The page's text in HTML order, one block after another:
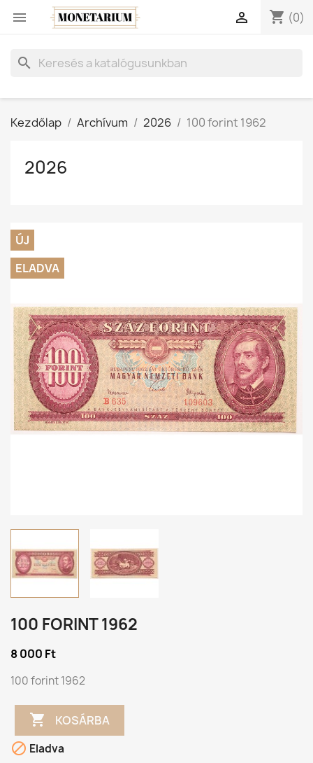
 shopping_cart (0)

search
Kezdőlap Archívum 2026 100 forint 1962
2026
ÚJ
ELADVA
100 FORINT 1962
8 000 Ft
100 forint 1962
 KOSÁRBA
 Eladva